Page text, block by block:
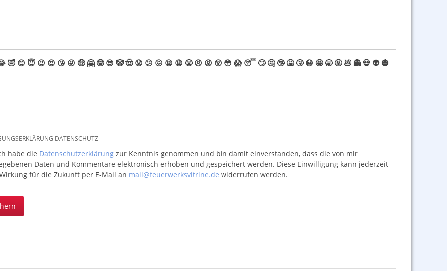
🤣 😊 😇 😉 😍 😘 😜 🤑 🤗 🤓 😎 🤡🤠 😟 😕 😖 😫 😩 😤 😠 😡 😲 😳 😱 😴 🙄 🤔 🤥 🤮 🤧 😷 🤩 🥱 🤬 💩 👻 💀 👽 🎃
DATENSCHUTZ
habe die Datenschutzerklärungzur Kenntnis genommen und bin damit einverstanden, dass die von mir
Daten und Kommentare elektronisch erhoben und gespeichert werden. Diese Einwilligung kann jederzeit
für die Zukunft per E-Mail an mail@feuerwerksvitrine.de widerrufen werden.